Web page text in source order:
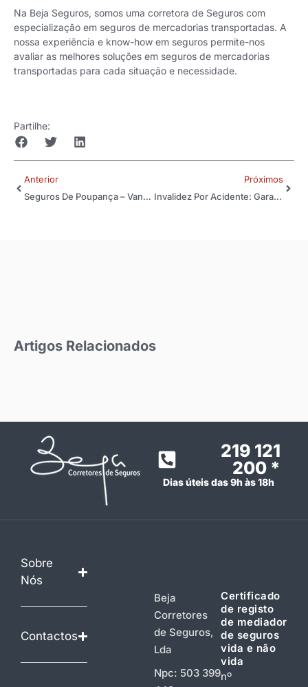
Na Beja Seguros, somos uma corretora de Seguros com
especialização em seguros de mercadorias transportadas. A
nossa experiência e know-how em seguros permite-nos
avaliar as melhores soluções em seguros de mercadorias
transportadas para cada situação e necessidade.
Partilhe:
Anterior
Seguros De Poupança – Vantagens
Próximos
Invalidez Por Acidente: Garanta Sua Estabilidade Financeira E Da Sua Família
Artigos Relacionados
219 121
200 *
Dias úteis das 9h às 18h
Sobre
Nós
Contactos
Beja
Corretores
de Seguros,
Lda
Npc: 503 399
Certificado
de registo
de mediador
de seguros
vida e não
vida
nº